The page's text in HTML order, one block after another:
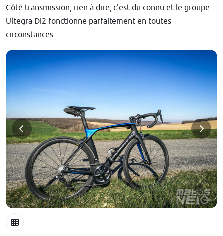
Côté transmission, rien à dire, c'est du connu et le groupe
Ultegra Di2 fonctionne parfaitement en toutes
circonstances.